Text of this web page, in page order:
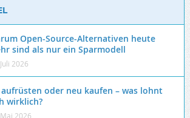
Open-Source-Alternativen heute
sind als nur ein Sparmodell
2026
aufrüsten oder neu kaufen – was lohnt
wirklich?
2026